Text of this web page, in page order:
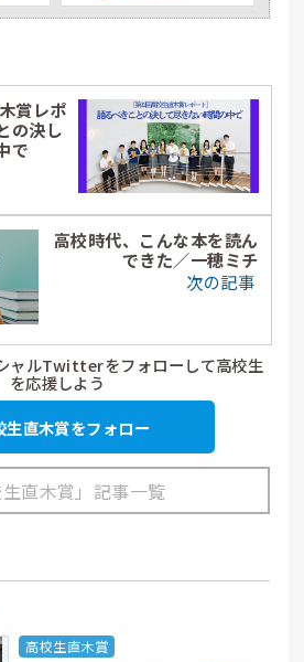
賞レポ
の決し
で
高校時代、こんな本を読ん
できた／一穂ミチ
次の記事
ャルTwitterをフォローして高校生
を応援しよう
生直木賞をフォロー
生直木賞」記事一覧
高校生直木賞